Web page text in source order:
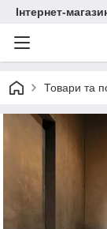
Інтернет-
Товари та